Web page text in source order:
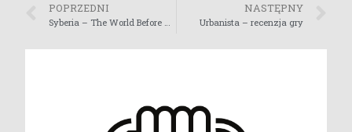
POPRZEDNI
Syberia – The World Before – recenzja gry
NASTĘPNY
Urbanista – recenzja gry